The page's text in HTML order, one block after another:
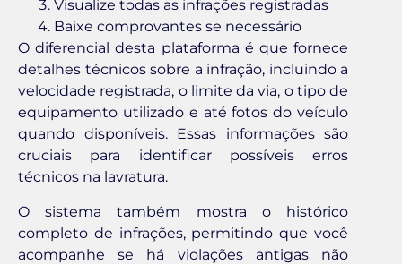
Visualize todas as infrações registradas
Baixe comprovantes se necessário
O diferencial desta plataforma é que fornece
detalhes técnicos sobre a infração, incluindo a
velocidade registrada, o limite da via, o tipo de
equipamento utilizado e até fotos do veículo
quando disponíveis. Essas informações são
cruciais para identificar possíveis erros
técnicos na lavratura.
O sistema também mostra o histórico
completo de infrações, permitindo que você
acompanhe se há violações antigas não